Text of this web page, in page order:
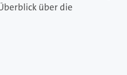
über die